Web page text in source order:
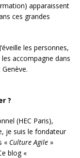
apparaissent
ces grandes
J’éveille les personnes,
accompagne dans
?
(HEC Paris),
je suis le fondateur
« Culture Agile »
blog «